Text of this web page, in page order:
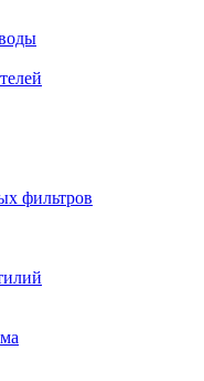
фильтров